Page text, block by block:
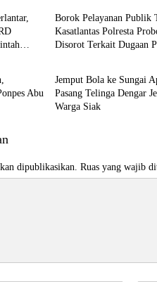
Borok Pelayanan Publik
Kasatlantas Polresta
Disorot Terkait Dugaan
Abu
Jemput Bola ke Sungai
Pasang Telinga Dengar
Warga Siak
dipublikasikan. Ruas yang wajib